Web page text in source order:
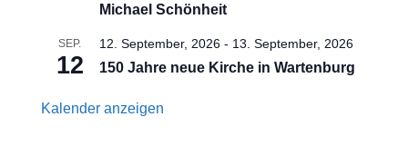
Michael Schönheit
SEP.
12
12. September, 2026- 13. September, 2026
150 Jahre neue Kirche in Wartenburg
Kalender anzeigen